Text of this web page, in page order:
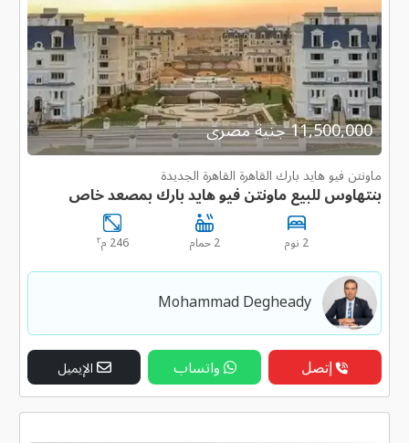
11,500,000 جنية مصرى
ماونتن فيو هايد بارك القاهرة القاهرة الجديدة
بنتهاوس للبيع ماونتن فيو هايد بارك بمصعد خاص
2 نوم 2 حمام 246 م ٢
Mohammad Degheady
إتصل واتساب الإيميل